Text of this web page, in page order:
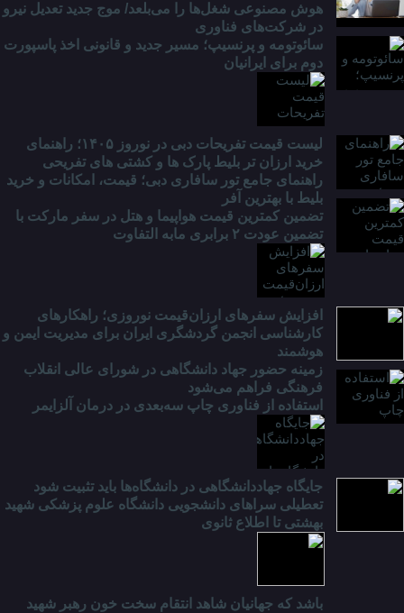
هوش مصنوعی شغل‌ها را می‌بلعد/ موج جدید تعدیل نیرو
در شرکت‌های فناوری
سائوتومه و پرنسیپ؛ مسیر جدید و قانونی اخذ پاسپورت
دوم برای ایرانیان
لیست قیمت تفریحات دبی در نوروز ۱۴۰۵؛ راهنمای
خرید ارزان تر بلیط پارک ها و کشتی های تفریحی
راهنمای جامع تور سافاری دبی؛ قیمت، امکانات و خرید
بلیط با بهترین آفر
تضمین کمترین قیمت هواپیما و هتل در سفر مارکت با
تضمین عودت ۲ برابری مابه التفاوت
افزایش سفرهای ارزان‌قیمت نوروزی؛ راهکارهای
کارشناسی انجمن گردشگری ایران برای مدیریت ایمن و
هوشمند
زمینه حضور جهاد دانشگاهی در شورای عالی انقلاب
فرهنگی فراهم می‌شود
استفاده از فناوری چاپ سه‌بعدی در درمان آلزایمر
جایگاه جهاددانشگاهی در دانشگاه‌ها باید تثبیت شود
تعطیلی سراهای دانشجویی دانشگاه علوم پزشکی شهید
بهشتی تا اطلاع ثانوی
باشد که جهانیان شاهد انتقام سخت خون رهبر شهید